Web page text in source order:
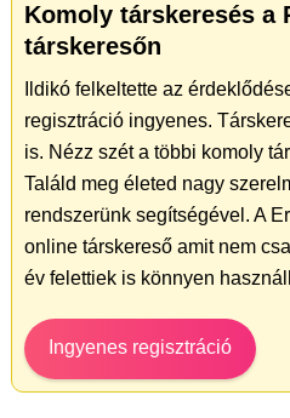
Komoly társkeresés a
társkeresőn
Ildikó felkeltette az
regisztráció ingyenes.
is. Nézz szét a többi komoly
Találd meg életed nagy
rendszerünk segítségével. A
online társkereső amit nem
év felettiek is könnyen
Ingyenes regisztráció